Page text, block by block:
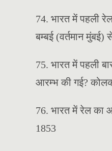
74. भारत में पहली
बम्बई (वर्तमान
75. भारत में पहली
आरम्भ की गई?
76. भारत में रेल
1853